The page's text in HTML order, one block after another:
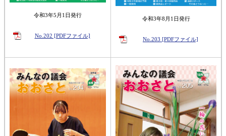
令和3年5月1日発行
No.202 [PDFファイル]
令和3年8月1日発行
No.203 [PDFファイル]